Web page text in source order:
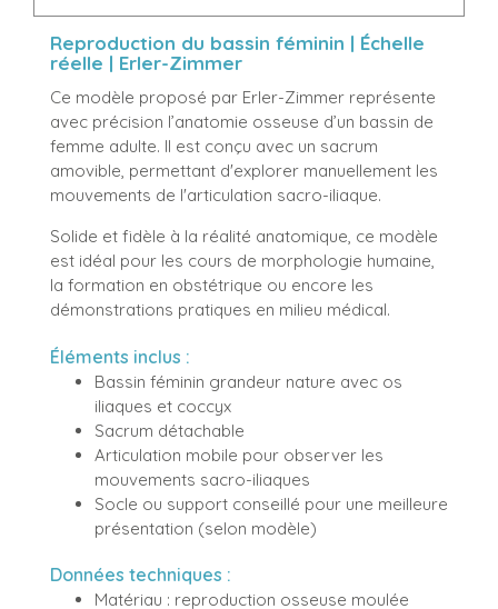
Reproduction du bassin féminin | Échelle
réelle | Erler-Zimmer
Ce modèle proposé par Erler-Zimmer représente
avec précision l’anatomie osseuse d’un bassin de
femme adulte. Il est conçu avec un sacrum
amovible, permettant d'explorer manuellement les
mouvements de l'articulation sacro-iliaque.
Solide et fidèle à la réalité anatomique, ce modèle
est idéal pour les cours de morphologie humaine,
la formation en obstétrique ou encore les
démonstrations pratiques en milieu médical.
Éléments inclus :
Bassin féminin grandeur nature avec os
iliaques et coccyx
Sacrum détachable
Articulation mobile pour observer les
mouvements sacro-iliaques
Socle ou support conseillé pour une meilleure
présentation (selon modèle)
Données techniques :
Matériau : reproduction osseuse moulée